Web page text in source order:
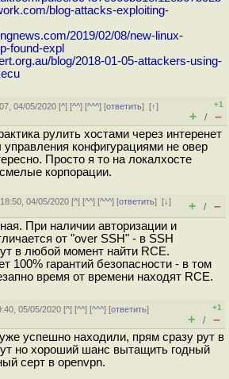
blog-attacks-exploiting-
2019/02/08/new-linux-
found-expl
blog/2018-01-05-attackers-using-
04/05/2020 [^] [^^] [^^^] [ответить][↑]
+1
+ / –
рулить хостами через интеренет
управления конфигурациями не овер
Просто я то на локалхосте
корпорации.
04/05/2020 [^] [^^] [^^^] [ответить][↓]
+ / –
При наличии авторизации и
от "over SSH" - в SSH
в любой момент найти RCE.
100% гарантий безопасности - в том
время от времени находят RCE.
05/05/2020 [^] [^^] [^^^] [ответить]
+1
+ / –
успешно находили, прям сразу рут в
но хороший шанс вытащить годный
серт в openvpn.